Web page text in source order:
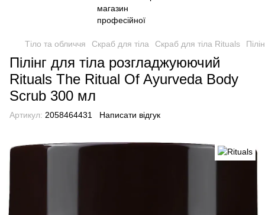
Тіло та обличчя Скраб для тіла Скраб для тіла Rituals
Пілінг для тіла розгладжуюючий
Rituals The Ritual Of Ayurveda Body
Scrub 300 мл
Артикул: 2058464431 Написати відгук